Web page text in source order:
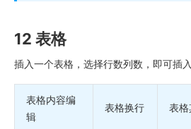
12 表格
插入一个表格，选择行数列数，即可插
表格内容编
辑
表格换行 表